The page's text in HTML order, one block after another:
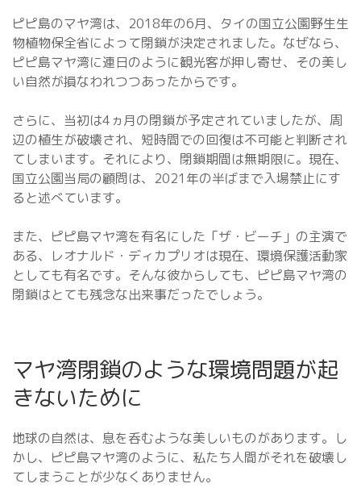
ピピ島のマヤ湾は、2018年の6月、タイの国立公園野生生
物植物保全省によって閉鎖が決定されました。なぜなら、
ピピ島マヤ湾に連日のように観光客が押し寄せ、その美し
い自然が損なわれつつあったからです。
さらに、当初は4ヵ月の閉鎖が予定されていましたが、周
辺の植生が破壊され、短時間での回復は不可能と判断され
てしまいます。それにより、閉鎖期間は無期限に。現在、
国立公園当局の顧問は、2021年の半ばまで入場禁止にす
ると述べています。
また、ピピ島マヤ湾を有名にした「ザ・ビーチ」の主演で
ある、レオナルド・ディカプリオは現在、環境保護活動家
としても有名です。そんな彼からしても、ピピ島マヤ湾の
閉鎖はとても残念な出来事だったでしょう。
マヤ湾閉鎖のような環境問題が起
きないために
地球の自然は、息を呑むような美しいものがあります。し
かし、ピピ島マヤ湾のように、私たち人間がそれを破壊し
てしまうことが少なくありません。